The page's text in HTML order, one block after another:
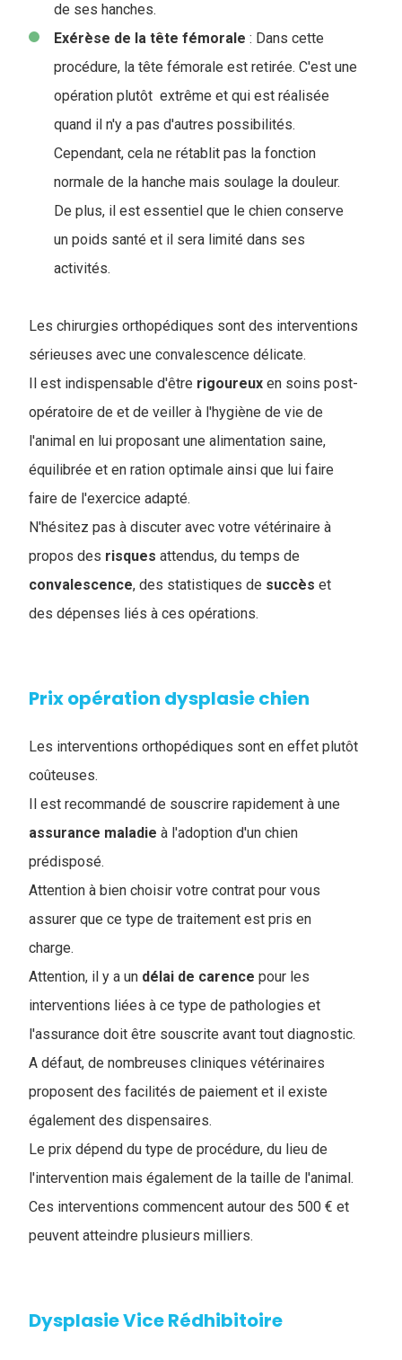
de ses hanches.
Exérèse de la tête fémorale : Dans cette
procédure, la tête fémorale est retirée. C'est une
opération plutôt extrême et qui est réalisée
quand il n'y a pas d'autres possibilités.
Cependant, cela ne rétablit pas la fonction
normale de la hanche mais soulage la douleur.
De plus, il est essentiel que le chien conserve
un poids santé et il sera limité dans ses
activités.
Les chirurgies orthopédiques sont des interventions
sérieuses avec une convalescence délicate.
Il est indispensable d'être rigoureux en soins post-
opératoire de et de veiller à l'hygiène de vie de
l'animal en lui proposant une alimentation saine,
équilibrée et en ration optimale ainsi que lui faire
faire de l'exercice adapté.
N'hésitez pas à discuter avec votre vétérinaire à
propos des risques attendus, du temps de
convalescence, des statistiques de succès et
des dépenses liés à ces opérations.
Prix opération dysplasie chien
Les interventions orthopédiques sont en effet plutôt
coûteuses.
Il est recommandé de souscrire rapidement à une
assurance maladie à l'adoption d'un chien
prédisposé.
Attention à bien choisir votre contrat pour vous
assurer que ce type de traitement est pris en
charge.
Attention, il y a un délai de carence pour les
interventions liées à ce type de pathologies et
l'assurance doit être souscrite avant tout diagnostic.
A défaut, de nombreuses cliniques vétérinaires
proposent des facilités de paiement et il existe
également des dispensaires.
Le prix dépend du type de procédure, du lieu de
l'intervention mais également de la taille de l'animal.
Ces interventions commencent autour des 500 € et
peuvent atteindre plusieurs milliers.
Dysplasie Vice Rédhibitoire